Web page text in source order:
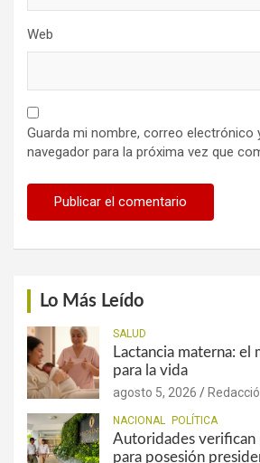
Web
Guarda mi nombre, correo electrónico
navegador para la próxima vez que
Lo Más Leído
SALUD
Lactancia materna: el
para la vida
agosto 5, 2026
NACIONAL POLÍTICA
Autoridades verifican
para posesión